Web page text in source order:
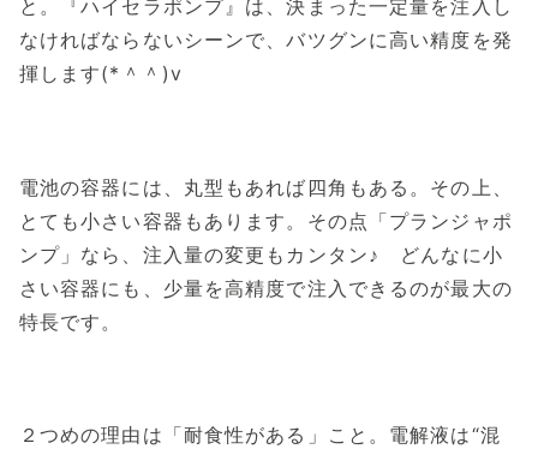
と。『ハイセラポンプ』は、決まった一定量を注入し
なければならないシーンで、バツグンに高い精度を発
揮します(*＾＾)v
電池の容器には、丸型もあれば四角もある。その上、
とても小さい容器もあります。その点「プランジャポ
ンプ」なら、注入量の変更もカンタン♪ どんなに小
さい容器にも、少量を高精度で注入できるのが最大の
特長です。
２つめの理由は「耐食性がある」こと。電解液は“混